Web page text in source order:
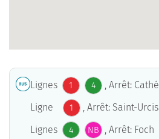
Lignes 1 4
, Arrêt:
Ligne
1
, Arrêt: Saint-
Lignes
4 NB
, Arrêt: Foch